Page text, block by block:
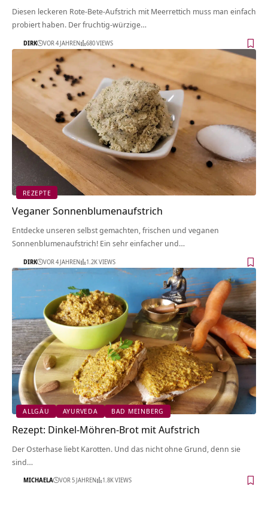
Diesen leckeren Rote-Bete-Aufstrich mit Meerrettich muss man einfach
probiert haben. Der fruchtig-würzige…
DIRK VOR 4 JAHREN 680 VIEWS
REZEPTE
Veganer Sonnenblumenaufstrich
Entdecke unseren selbst gemachten, frischen und veganen
Sonnenblumenaufstrich! Ein sehr einfacher und…
DIRK VOR 4 JAHREN 1.2K VIEWS
ALLGÄU AYURVEDA BAD MEINBERG
Rezept: Dinkel-Möhren-Brot mit Aufstrich
Der Osterhase liebt Karotten. Und das nicht ohne Grund, denn sie
sind…
MICHAELA VOR 5 JAHREN 1.8K VIEWS